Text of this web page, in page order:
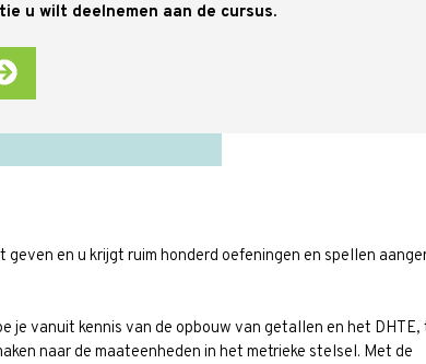
u wilt deelnemen aan de cursus.
en u krijgt ruim honderd oefeningen en spellen
je vanuit kennis van de opbouw van getallen en het DHTE,
naar de maateenheden in het metrieke stelsel. Met de